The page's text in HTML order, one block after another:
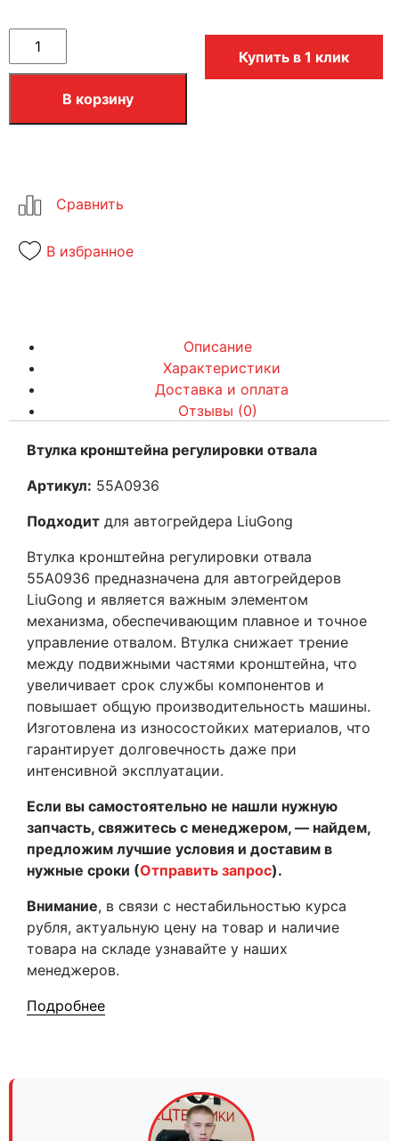
В корзину
Купить в 1 клик
В избранное
Описание
Характеристики
Доставка и оплата
Отзывы (0)
Втулка кронштейна регулировки отвала
Артикул: 55A0936
Подходит для автогрейдера LiuGong
Втулка кронштейна регулировки отвала
55A0936 предназначена для автогрейдеров
LiuGong и является важным элементом
механизма, обеспечивающим плавное и точное
управление отвалом. Втулка снижает трение
между подвижными частями кронштейна, что
увеличивает срок службы компонентов и
повышает общую производительность машины.
Изготовлена из износостойких материалов, что
гарантирует долговечность даже при
интенсивной эксплуатации.
Если вы самостоятельно не нашли нужную
запчасть, свяжитесь с менеджером, — найдем,
предложим лучшие условия и доставим в
нужные сроки (Отправить запрос).
Внимание, в связи с нестабильностью курса
рубля, актуальную цену на товар и наличие
товара на складе узнавайте у наших
менеджеров.
Подробнее